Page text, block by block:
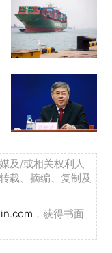
及/或相关权利人
载、摘编、复制及
，获得书面